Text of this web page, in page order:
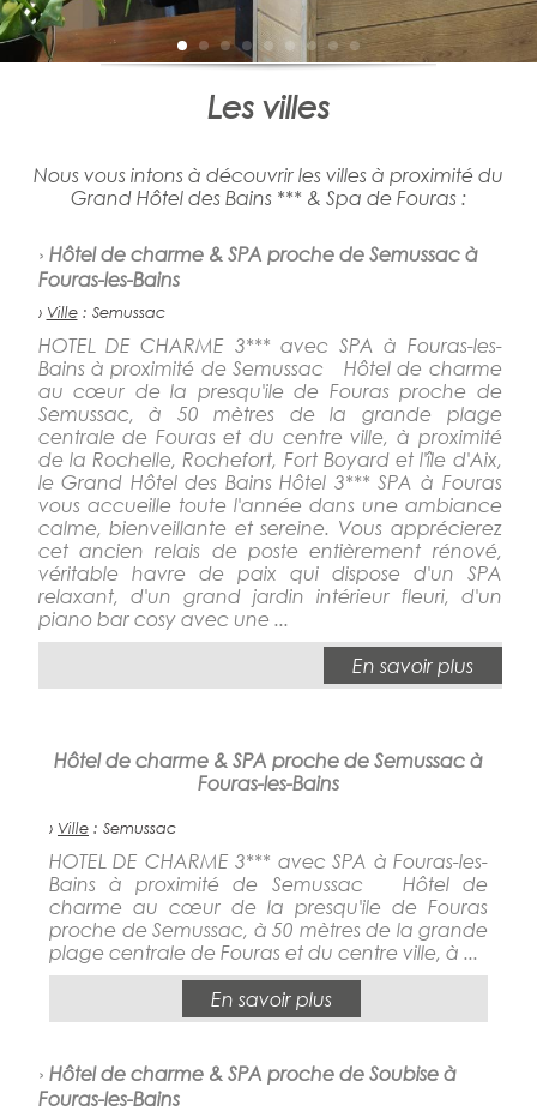
Les villes
Nous vous intons à découvrir les villes à proximité du
Grand Hôtel des Bains *** & Spa de Fouras :
› Hôtel de charme & SPA proche de Semussac à
Fouras-les-Bains
› Ville: Semussac
HOTEL DE CHARME 3*** avec SPA à Fouras-les-
Bains à proximité de Semussac Hôtel de charme
au cœur de la presqu'ile de Fouras proche de
Semussac, à 50 mètres de la grande plage
centrale de Fouras et du centre ville, à proximité
de la Rochelle, Rochefort, Fort Boyard et l'île d'Aix,
le Grand Hôtel des Bains Hôtel 3*** SPA à Fouras
vous accueille toute l'année dans une ambiance
calme, bienveillante et sereine. Vous apprécierez
cet ancien relais de poste entièrement rénové,
véritable havre de paix qui dispose d'un SPA
relaxant, d'un grand jardin intérieur fleuri, d'un
piano bar cosy avec une ...
En savoir plus
Hôtel de charme & SPA proche de Semussac à
Fouras-les-Bains
› Ville : Semussac
HOTEL DE CHARME 3*** avec SPA à Fouras-les-
Bains à proximité de Semussac Hôtel de
charme au cœur de la presqu'ile de Fouras
proche de Semussac, à 50 mètres de la grande
plage centrale de Fouras et du centre ville, à ...
En savoir plus
› Hôtel de charme & SPA proche de Soubise à
Fouras-les-Bains